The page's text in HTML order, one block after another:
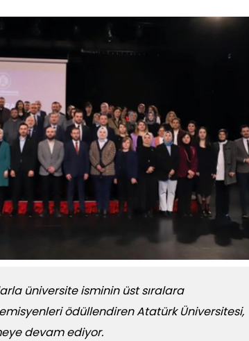
üniversite isminin üst sıralara
ödüllendiren Atatürk Üniversitesi,
devam ediyor.